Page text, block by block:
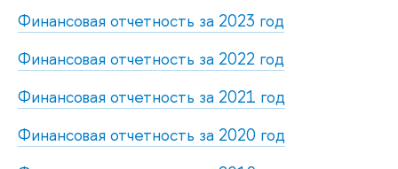
Финансовая отчетность за 2023 год
Финансовая отчетность за 2022 год
Финансовая отчетность за 2021 год
Финансовая отчетность за 2020 год